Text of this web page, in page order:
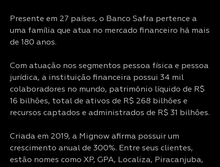
Presente em 27 países, o Banco Safra pertence a
uma família que atua no mercado financeiro há mais
de 180 anos.
Com atuação nos segmentos pessoa física e pessoa
jurídica, a instituição financeira possui 34 mil
colaboradores no mundo, patrimônio líquido de R$
16 bilhões, total de ativos de R$ 268 bilhões e
recursos captados e administrados de R$ 31 bilhões.
Criada em 2019, a Mignow afirma possuir um
crescimento anual de 300%. Entre seus clientes,
estão nomes como XP, GPA, Localiza, Piracanjuba,